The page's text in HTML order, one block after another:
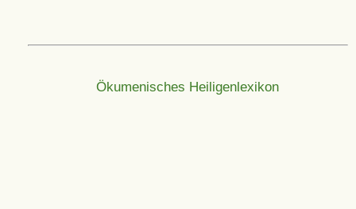
Ökumenisches Heiligenlexikon